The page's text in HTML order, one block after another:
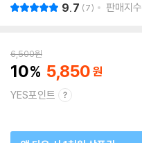
9.7 7 판매지수
6,500원
10 5,850
YES포인트